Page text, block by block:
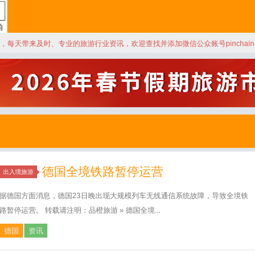
每天带来及时、专业的旅游行业资讯，欢迎查找并添加微信公众账号pinchain
出入境旅游 德国全境铁路暂停运营
据德国方面消息，德国23日晚出现大规模列车无线通信系统故障，导致全境铁
路暂停运营。 转载请注明：品橙旅游 » 德国全境...
德国 资讯